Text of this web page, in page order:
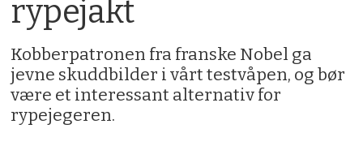
rypejakt
Kobberpatronen fra franske Nobel ga
jevne skuddbilder i vårt testvåpen, og bør
være et interessant alternativ for
rypejegeren.